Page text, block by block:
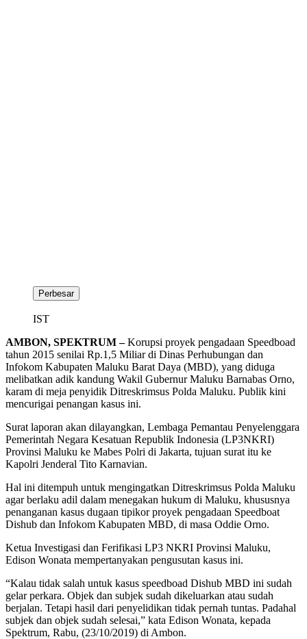
Perbesar
IST
AMBON, SPEKTRUM –Korupsi proyek pengadaan Speedboad
tahun 2015 senilai Rp.1,5 Miliar di Dinas Perhubungan dan
Infokom Kabupaten Maluku Barat Daya (MBD), yang diduga
melibatkan adik kandung Wakil Gubernur Maluku Barnabas Orno,
karam di meja penyidik Ditreskrimsus Polda Maluku. Publik kini
mencurigai penangan kasus ini.
Surat laporan akan dilayangkan, Lembaga Pemantau Penyelenggara
Pemerintah Negara Kesatuan Republik Indonesia (LP3NKRI)
Provinsi Maluku ke Mabes Polri di Jakarta, tujuan surat itu ke
Kapolri Jenderal Tito Karnavian.
Hal ini ditempuh untuk mengingatkan Ditreskrimsus Polda Maluku
agar berlaku adil dalam menegakan hukum di Maluku, khususnya
penanganan kasus dugaan tipikor proyek pengadaan Speedboat
Dishub dan Infokom Kabupaten MBD, di masa Oddie Orno.
Ketua Investigasi dan Ferifikasi LP3 NKRI Provinsi Maluku,
Edison Wonata mempertanyakan pengusutan kasus ini.
“Kalau tidak salah untuk kasus speedboad Dishub MBD ini sudah
gelar perkara. Objek dan subjek sudah dikeluarkan atau sudah
berjalan. Tetapi hasil dari penyelidikan tidak pernah tuntas. Padahal
subjek dan objek sudah selesai,” kata Edison Wonata, kepada
Spektrum, Rabu, (23/10/2019) di Ambon.